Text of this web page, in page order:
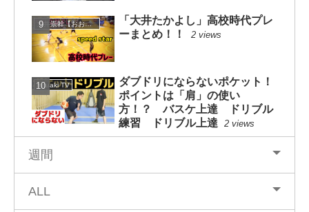
大井崇幹【おおいたかよし】
「大井たかよし」高校時代プレ
ーまとめ！！
2 views
mituaki TV
ダブドリにならないポケット！
ポイントは「肩」の使い
方！？ バスケ上達 ドリブル
練習 ドリブル上達
2 views
週間
ALL